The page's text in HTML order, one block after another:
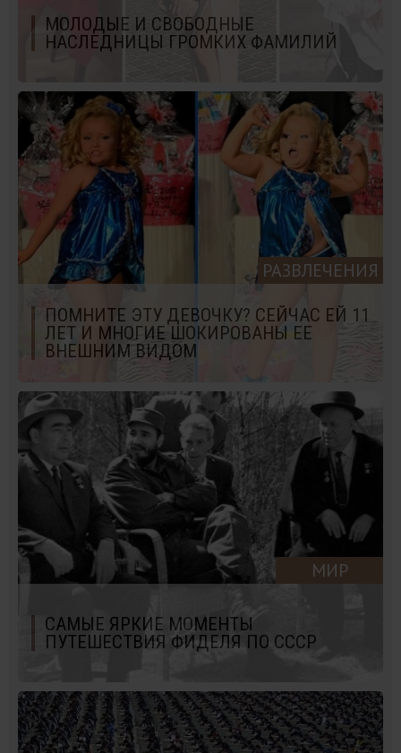
МОЛОДЫЕ И СВОБОДНЫЕ
НАСЛЕДНИЦЫ ГРОМКИХ ФАМИЛИЙ
РАЗВЛЕЧЕНИЯ
ПОМНИТЕ ЭТУ ДЕВОЧКУ? СЕЙЧАС ЕЙ 11
ЛЕТ И МНОГИЕ ШОКИРОВАНЫ ЕЕ
ВНЕШНИМ ВИДОМ
МИР
САМЫЕ ЯРКИЕ МОМЕНТЫ
ПУТЕШЕСТВИЯ ФИДЕЛЯ ПО СССР